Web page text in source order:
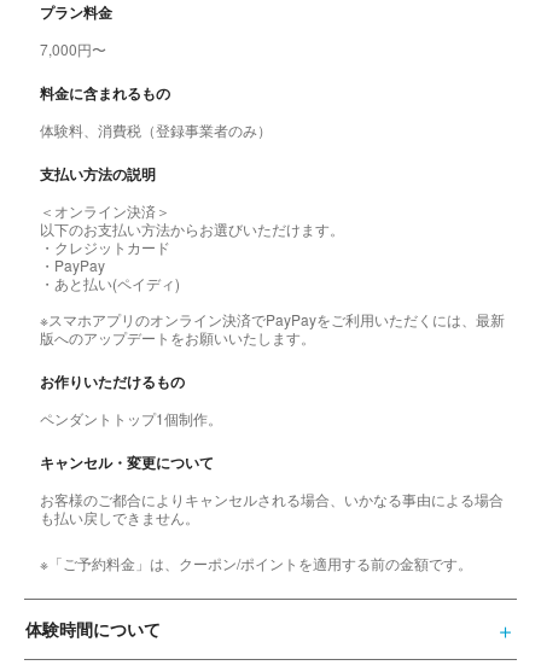
プラン料金
7,000円〜
料金に含まれるもの
体験料、消費税（登録事業者のみ）
支払い方法の説明
＜オンライン決済＞
以下のお支払い方法からお選びいただけます。
・クレジットカード
・PayPay
・あと払い(ペイディ)
※スマホアプリのオンライン決済でPayPayをご利用いただくには、最新
版へのアップデートをお願いいたします。
お作りいただけるもの
ペンダントトップ1個制作。
キャンセル・変更について
お客様のご都合によりキャンセルされる場合、いかなる事由による場合
も払い戻しできません。
※「ご予約料金」は、クーポン/ポイントを適用する前の金額です。
体験時間について